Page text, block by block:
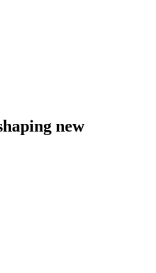
new